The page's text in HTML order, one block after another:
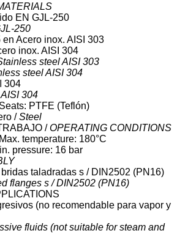
EN GJL-250
250
Acero inox. AISI 303
inox. AISI 304
steel AISI 303
steel AISI 304
304
304
PTFE (Teflón)
/Steel
/OPERATING CONDITIONS
temperature: 180°C
pressure: 16 bar
taladradas s / DIN2502 (PN16)
flanges s / DIN2502 (PN16)
(no recomendable para vapor y
fluids (not suitable for steam and